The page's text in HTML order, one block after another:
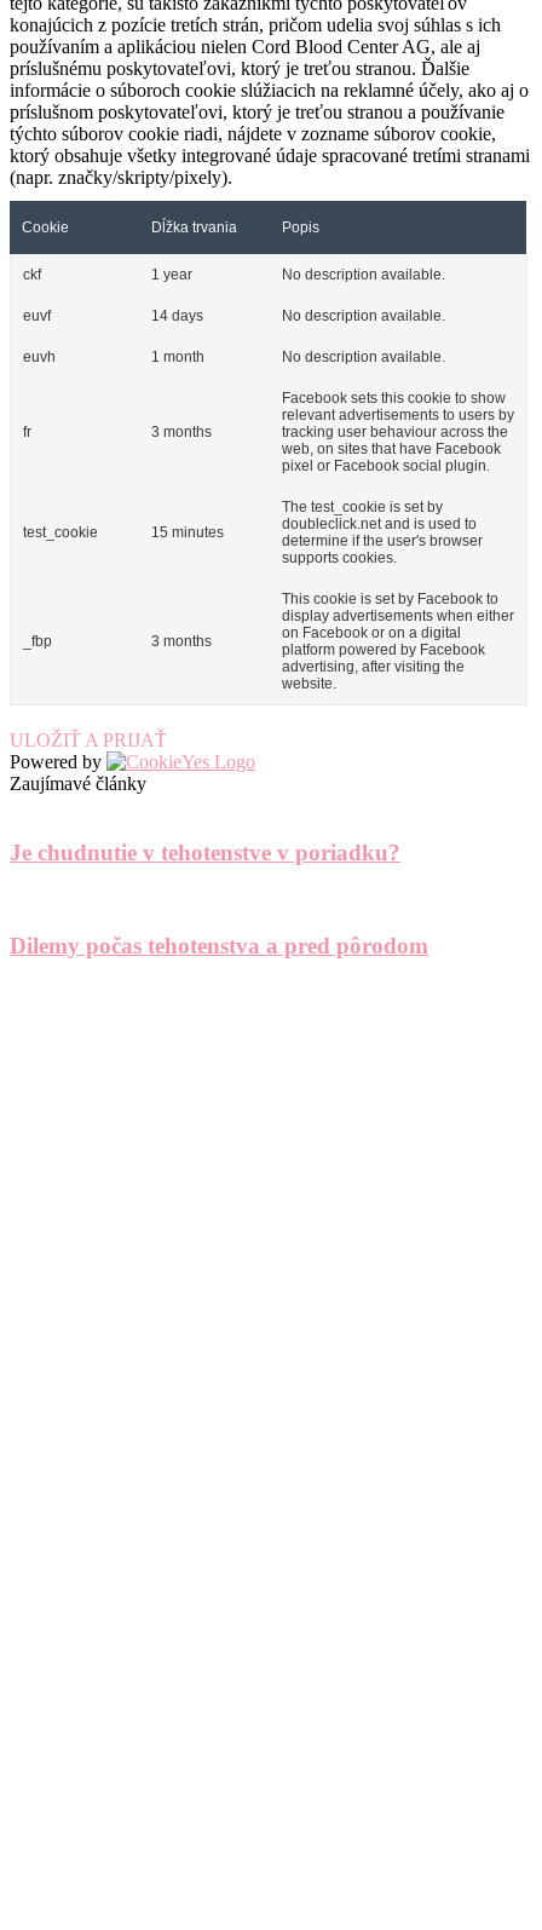
konajúcich z pozície tretích strán, pričom udelia svoj súhlas s ich
používaním a aplikáciou nielen Cord Blood Center AG, ale aj
príslušnému poskytovateľovi, ktorý je treťou stranou. Ďalšie
informácie o súboroch cookie slúžiacich na reklamné účely, ako aj o
príslušnom poskytovateľovi, ktorý je treťou stranou a používanie
týchto súborov cookie riadi, nájdete v zozname súborov cookie,
ktorý obsahuje všetky integrované údaje spracované tretími stranami
(napr. značky/skripty/pixely).
Cookie Dĺžka trvania Popis
ckf 1 year No description available.
euvf 14 days No description available.
euvh 1 month No description available.
fr 3 months
Facebook sets this cookie to show
relevant advertisements to users by
tracking user behaviour across the
web, on sites that have Facebook
pixel or Facebook social plugin.
test_cookie 15 minutes
The test_cookie is set by
doubleclick.net and is used to
determine if the user's browser
supports cookies.
_fbp 3 months
This cookie is set by Facebook to
display advertisements when either
on Facebook or on a digital
platform powered by Facebook
advertising, after visiting the
website.
ULOŽIŤ A PRIJAŤ
Powered by
Zaujímavé články
Je chudnutie v tehotenstve v poriadku?
Dilemy počas tehotenstva a pred pôrodom